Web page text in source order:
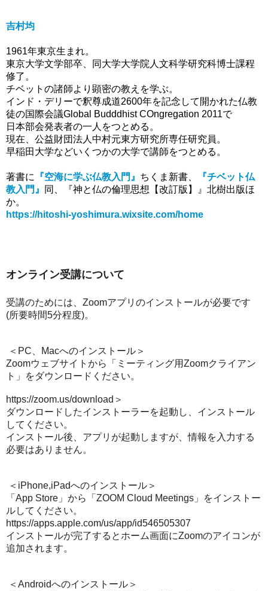
吉村均
1961年東京生まれ。
東京大学文学部卒、同大学大学院人文科学研究科博士課程
修了。
チベットの諸師より顕密の教えを学ぶ。
インド・デリーで釈尊成道2600年を記念して開かれた仏教
徒の国際会議Global Budddhist COngregation 2011で
日本部会発表者の一人をつとめる。
現在、公益財団法人中村元東方研究所専任研究員。
早稲田大学などいくつかの大学で講師をつとめる。
著書に 『空海に学ぶ仏教入門』 ちくま新書、
『チベット仏
教入門』
同、『神と仏の倫理思想【改訂版】』北樹出版ほ
か。
https://hitoshi-yoshimura.wixsite.com/home
オンライン受講について
受講のためには、Zoomアプリのインストールが必要です
(所要時間5分程度)。
＜ PC、Macへのインストール ＞
Zoomウェブサイトから「ミーティング用Zoomクライアン
ト」をダウンロードください。
https://zoom.us/download ＞
ダウンロードしたインストーラーを起動し、インストール
してください。
インストール後、アプリが起動しますが、情報を入力する
必要はありません。
＜ iPhone,iPadへのインストール ＞
「App Store」から「ZOOM Cloud Meetings」をインストー
ルしてください。
https://apps.apple.com/us/app/id546505307
インストールが完了するとホーム画面にZoomのアイコンが
追加されます。
＜ Androidへのインストール ＞